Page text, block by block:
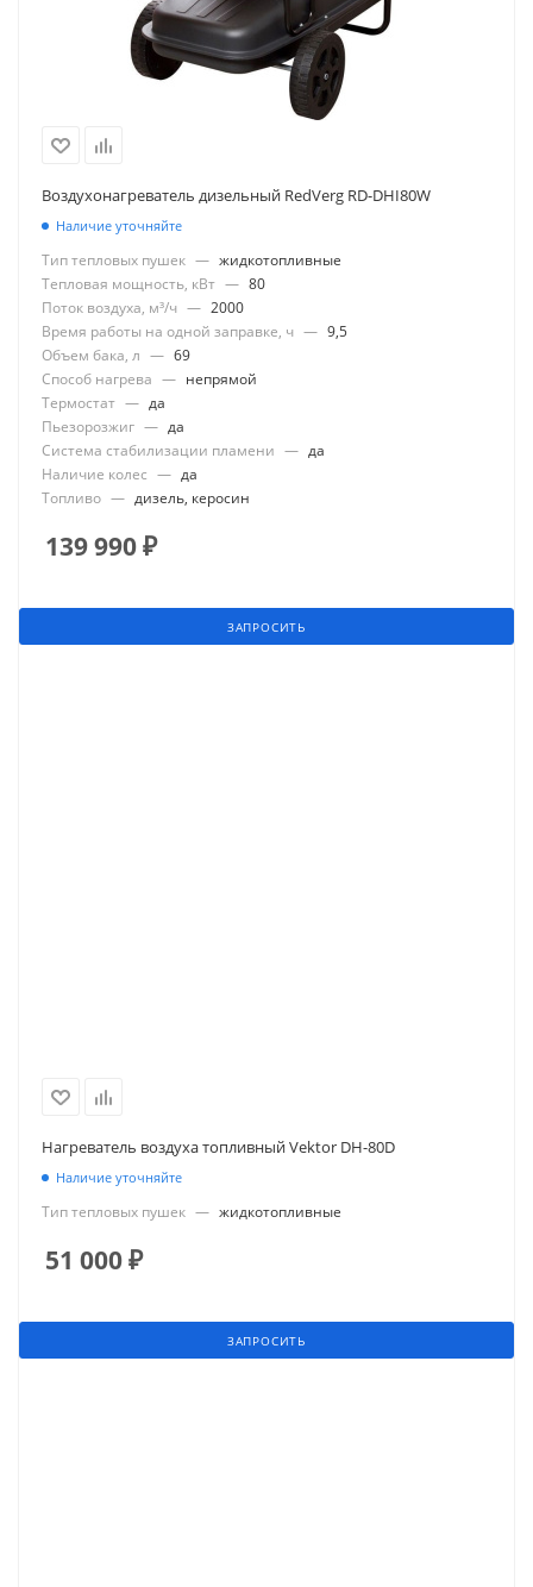
Воздухонагреватель дизельный RedVerg RD-DHI80W
Наличие уточняйте
Тип тепловых пушек — жидкотопливные
Тепловая мощность, кВт — 80
Поток воздуха, м³/ч — 2000
Время работы на одной заправке, ч — 9,5
Объем бака, л — 69
Способ нагрева — непрямой
Термостат — да
Пьезорозжиг — да
Система стабилизации пламени — да
Наличие колес — да
Топливо — дизель, керосин
139 990₽
ЗАПРОСИТЬ
Нагреватель воздуха топливный Vektor DH-80D
Наличие уточняйте
Тип тепловых пушек — жидкотопливные
51 000₽
ЗАПРОСИТЬ